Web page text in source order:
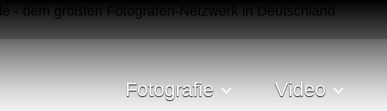
Fotografie Video